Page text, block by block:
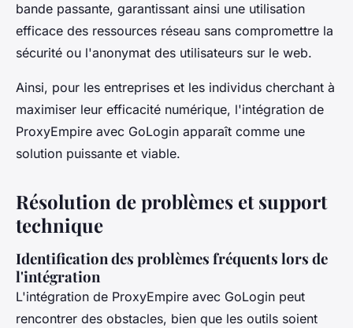
bande passante, garantissant ainsi une utilisation
efficace des ressources réseau sans compromettre la
sécurité ou l'anonymat des utilisateurs sur le web.
Ainsi, pour les entreprises et les individus cherchant à
maximiser leur efficacité numérique, l'intégration de
ProxyEmpire avec GoLogin apparaît comme une
solution puissante et viable.
Résolution de problèmes et support
technique
Identification des problèmes fréquents lors de
l'intégration
L'intégration de ProxyEmpire avec GoLogin peut
rencontrer des obstacles, bien que les outils soient